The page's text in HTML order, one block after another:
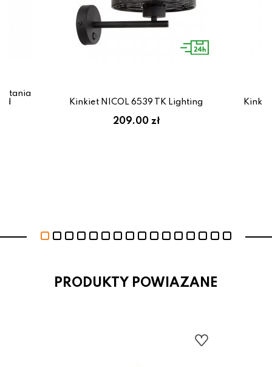
Kinkiet NICOL 6539 TK Lighting
209.00 zł
PRODUKTY POWIAZANE